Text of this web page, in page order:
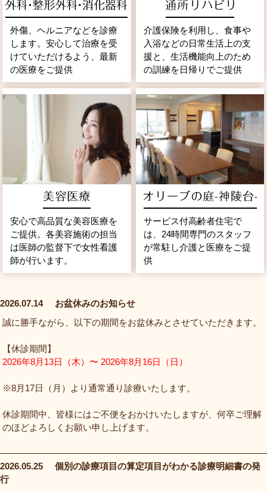
外傷、ヘルニアなどを診療
します。安心して治療を受
けていただけるよう、最新
の医療をご提供
介護保険を利用し、食事や
入浴などの日常生活上の支
援と、生活機能向上のため
の訓練を日帰りでご提供
安心で高品質な美容医療を
ご提供。各美容施術の担当
は医師の監督下で女性看護
師が行います。
サービス付高齢者住宅で
は、24時間専門のスタッフ
が常駐し介護と医療をご提
供
2026.07.14
お盆休みのお知らせ
誠に勝手ながら、以下の期間をお盆休みとさせていただきます。
【休診期間】
2026年8月13日（木）〜 2026年8月16日（日）
※8月17日（月）より通常通り診療いたします。
休診期間中、皆様にはご不便をおかけいたしますが、何卒ご理解
のほどよろしくお願い申し上げます。
2026.05.25
個別の診療項目の算定項目がわかる診療明細書の発
行